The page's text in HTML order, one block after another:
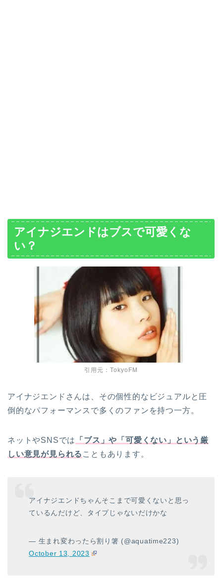
アイナジエンドはブスで可愛くな
い？
引用元：TokyoFM
アイナジエンドさんは、その個性的なビジュアルと圧
倒的なパフォーマンスで多くのファンを持つ一方。
ネットやSNSでは
「ブス」や「可愛くない」という厳
しい意見が見られる こともあります。
アイナジエンドちゃんそこまで可愛くないと思っ
ているんだけど、タイプじゃないだけかな
— 生まれ変わったら割り箸 (@aquatime223)
October 13, 2023